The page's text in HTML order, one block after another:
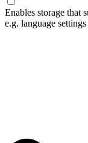
Enables storage that
e.g. language settings